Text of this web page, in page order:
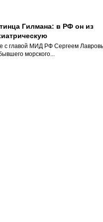
Гилмана: в РФ он из
с главой МИД РФ Сергеем
морского...